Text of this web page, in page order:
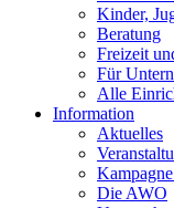
Kinder,
Beratung
Freizeit
Für
Alle
Information
Aktuelles
Die AWO